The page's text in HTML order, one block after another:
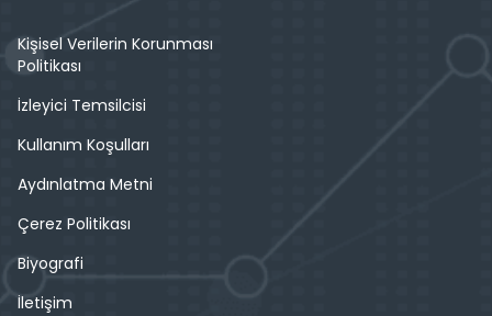
Kişisel Verilerin Korunması
Politikası
İzleyici Temsilcisi
Kullanım Koşulları
Aydınlatma Metni
Çerez Politikası
Biyografi
İletişim